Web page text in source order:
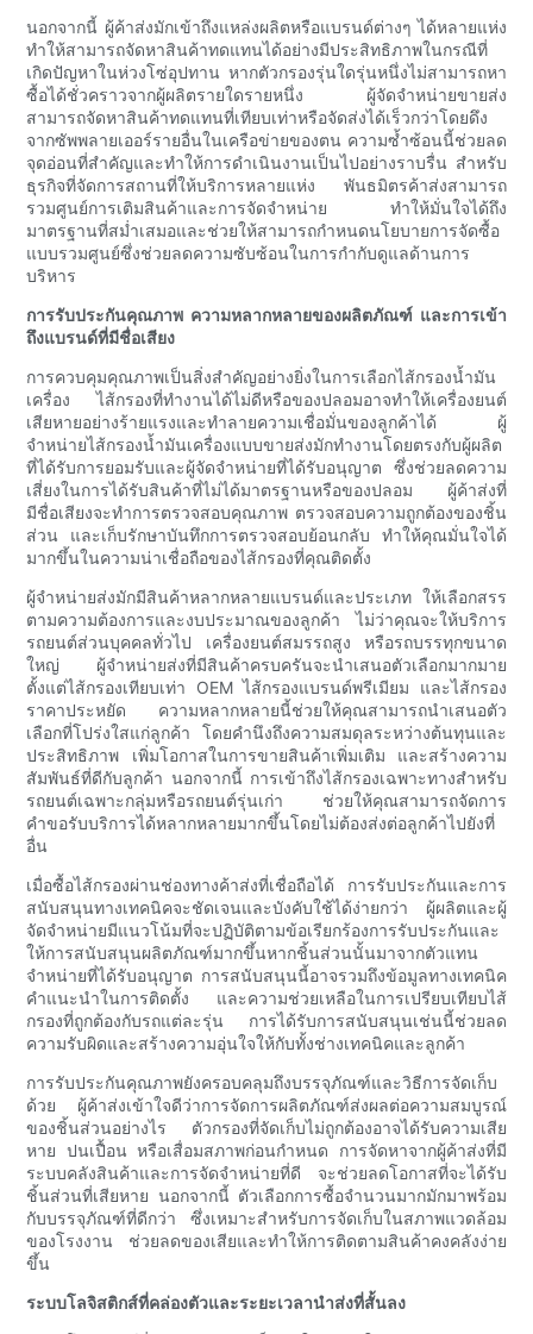
นอกจากนี้ ผู้ค้าส่งมักเข้าถึงแหล่งผลิตหรือแบรนด์ต่างๆ ได้หลายแห่ง
ทำให้สามารถจัดหาสินค้าทดแทนได้อย่างมีประสิทธิภาพในกรณีที่
เกิดปัญหาในห่วงโซ่อุปทาน หากตัวกรองรุ่นใดรุ่นหนึ่งไม่สามารถหา
ซื้อได้ชั่วคราวจากผู้ผลิตรายใดรายหนึ่ง ผู้จัดจำหน่ายขายส่ง
สามารถจัดหาสินค้าทดแทนที่เทียบเท่าหรือจัดส่งได้เร็วกว่าโดยดึง
จากซัพพลายเออร์รายอื่นในเครือข่ายของตน ความซ้ำซ้อนนี้ช่วยลด
จุดอ่อนที่สำคัญและทำให้การดำเนินงานเป็นไปอย่างราบรื่น สำหรับ
ธุรกิจที่จัดการสถานที่ให้บริการหลายแห่ง พันธมิตรค้าส่งสามารถ
รวมศูนย์การเติมสินค้าและการจัดจำหน่าย ทำให้มั่นใจได้ถึง
มาตรฐานที่สม่ำเสมอและช่วยให้สามารถกำหนดนโยบายการจัดซื้อ
แบบรวมศูนย์ซึ่งช่วยลดความซับซ้อนในการกำกับดูแลด้านการ
บริหาร
การรับประกันคุณภาพ ความหลากหลายของผลิตภัณฑ์ และการเข้า
ถึงแบรนด์ที่มีชื่อเสียง
การควบคุมคุณภาพเป็นสิ่งสำคัญอย่างยิ่งในการเลือกไส้กรองน้ำมัน
เครื่อง ไส้กรองที่ทำงานได้ไม่ดีหรือของปลอมอาจทำให้เครื่องยนต์
เสียหายอย่างร้ายแรงและทำลายความเชื่อมั่นของลูกค้าได้ ผู้
จำหน่ายไส้กรองน้ำมันเครื่องแบบขายส่งมักทำงานโดยตรงกับผู้ผลิต
ที่ได้รับการยอมรับและผู้จัดจำหน่ายที่ได้รับอนุญาต ซึ่งช่วยลดความ
เสี่ยงในการได้รับสินค้าที่ไม่ได้มาตรฐานหรือของปลอม ผู้ค้าส่งที่
มีชื่อเสียงจะทำการตรวจสอบคุณภาพ ตรวจสอบความถูกต้องของชิ้น
ส่วน และเก็บรักษาบันทึกการตรวจสอบย้อนกลับ ทำให้คุณมั่นใจได้
มากขึ้นในความน่าเชื่อถือของไส้กรองที่คุณติดตั้ง
ผู้จำหน่ายส่งมักมีสินค้าหลากหลายแบรนด์และประเภท ให้เลือกสรร
ตามความต้องการและงบประมาณของลูกค้า ไม่ว่าคุณจะให้บริการ
รถยนต์ส่วนบุคคลทั่วไป เครื่องยนต์สมรรถสูง หรือรถบรรทุกขนาด
ใหญ่ ผู้จำหน่ายส่งที่มีสินค้าครบครันจะนำเสนอตัวเลือกมากมาย
ตั้งแต่ไส้กรองเทียบเท่า OEM ไส้กรองแบรนด์พรีเมียม และไส้กรอง
ราคาประหยัด ความหลากหลายนี้ช่วยให้คุณสามารถนำเสนอตัว
เลือกที่โปร่งใสแก่ลูกค้า โดยคำนึงถึงความสมดุลระหว่างต้นทุนและ
ประสิทธิภาพ เพิ่มโอกาสในการขายสินค้าเพิ่มเติม และสร้างความ
สัมพันธ์ที่ดีกับลูกค้า นอกจากนี้ การเข้าถึงไส้กรองเฉพาะทางสำหรับ
รถยนต์เฉพาะกลุ่มหรือรถยนต์รุ่นเก่า ช่วยให้คุณสามารถจัดการ
คำขอรับบริการได้หลากหลายมากขึ้นโดยไม่ต้องส่งต่อลูกค้าไปยังที่
อื่น
เมื่อซื้อไส้กรองผ่านช่องทางค้าส่งที่เชื่อถือได้ การรับประกันและการ
สนับสนุนทางเทคนิคจะชัดเจนและบังคับใช้ได้ง่ายกว่า ผู้ผลิตและผู้
จัดจำหน่ายมีแนวโน้มที่จะปฏิบัติตามข้อเรียกร้องการรับประกันและ
ให้การสนับสนุนผลิตภัณฑ์มากขึ้นหากชิ้นส่วนนั้นมาจากตัวแทน
จำหน่ายที่ได้รับอนุญาต การสนับสนุนนี้อาจรวมถึงข้อมูลทางเทคนิค
คำแนะนำในการติดตั้ง และความช่วยเหลือในการเปรียบเทียบไส้
กรองที่ถูกต้องกับรถแต่ละรุ่น การได้รับการสนับสนุนเช่นนี้ช่วยลด
ความรับผิดและสร้างความอุ่นใจให้กับทั้งช่างเทคนิคและลูกค้า
การรับประกันคุณภาพยังครอบคลุมถึงบรรจุภัณฑ์และวิธีการจัดเก็บ
ด้วย ผู้ค้าส่งเข้าใจดีว่าการจัดการผลิตภัณฑ์ส่งผลต่อความสมบูรณ์
ของชิ้นส่วนอย่างไร ตัวกรองที่จัดเก็บไม่ถูกต้องอาจได้รับความเสีย
หาย ปนเปื้อน หรือเสื่อมสภาพก่อนกำหนด การจัดหาจากผู้ค้าส่งที่มี
ระบบคลังสินค้าและการจัดจำหน่ายที่ดี จะช่วยลดโอกาสที่จะได้รับ
ชิ้นส่วนที่เสียหาย นอกจากนี้ ตัวเลือกการซื้อจำนวนมากมักมาพร้อม
กับบรรจุภัณฑ์ที่ดีกว่า ซึ่งเหมาะสำหรับการจัดเก็บในสภาพแวดล้อม
ของโรงงาน ช่วยลดของเสียและทำให้การติดตามสินค้าคงคลังง่าย
ขึ้น
ระบบโลจิสติกส์ที่คล่องตัวและระยะเวลานำส่งที่สั้นลง